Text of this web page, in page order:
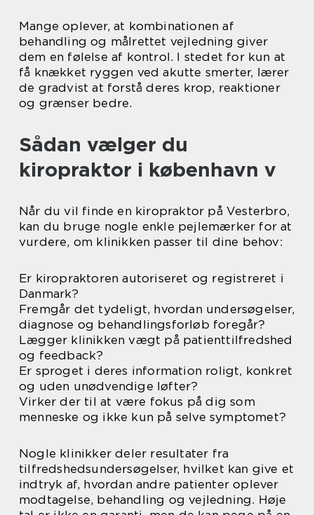
Mange oplever, at kombinationen af
behandling og målrettet vejledning giver
dem en følelse af kontrol. I stedet for kun at
få knækket ryggen ved akutte smerter, lærer
de gradvist at forstå deres krop, reaktioner
og grænser bedre.
Sådan vælger du
kiropraktor i københavn v
Når du vil finde en kiropraktor på Vesterbro,
kan du bruge nogle enkle pejlemærker for at
vurdere, om klinikken passer til dine behov:
Er kiropraktoren autoriseret og registreret i
Danmark?
Fremgår det tydeligt, hvordan undersøgelser,
diagnose og behandlingsforløb foregår?
Lægger klinikken vægt på patienttilfredshed
og feedback?
Er sproget i deres information roligt, konkret
og uden unødvendige løfter?
Virker der til at være fokus på dig som
menneske og ikke kun på selve symptomet?
Nogle klinikker deler resultater fra
tilfredshedsundersøgelser, hvilket kan give et
indtryk af, hvordan andre patienter oplever
modtagelse, behandling og vejledning. Høje